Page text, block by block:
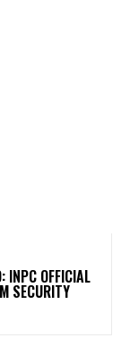
INPC OFFICIAL
SECURITY